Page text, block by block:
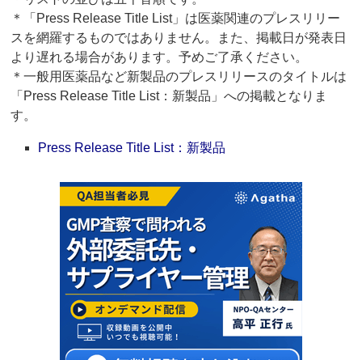
＊「Press Release Title List」は医薬関連のプレスリリー
スを網羅するものではありません。また、掲載日が発表日
より遅れる場合があります。予めご了承ください。
＊一般用医薬品など新製品のプレスリリースのタイトルは
「Press Release Title List：新製品」への掲載となりま
す。
Press Release Title List：新製品